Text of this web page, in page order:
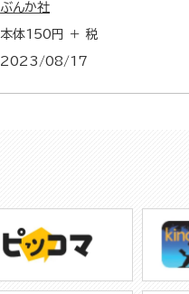
ぶんか社
本体150円 ＋ 税
2023/08/17